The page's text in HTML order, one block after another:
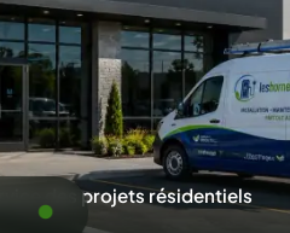
des projets résidentiels